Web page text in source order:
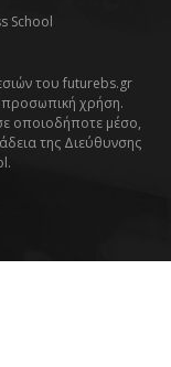
School
του futurebs.gr
προσωπική χρήση.
οποιοδήποτε μέσο,
της Διεύθυνσης